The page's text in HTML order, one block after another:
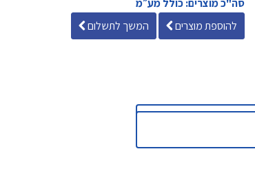
סה"כ מוצרים: כולל מע״מ
להוספת מוצרים
המשך לתשלום